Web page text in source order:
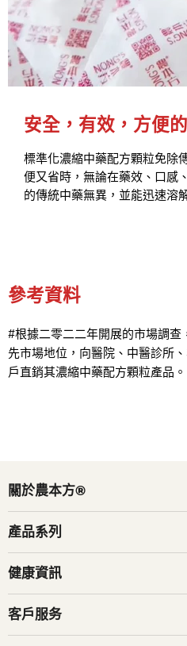
安全，有效，方便
標準化濃縮中藥配方顆粒免除
便又省時，無論在藥效、口感
的傳統中藥無異，並能迅速溶
參考資料
#根據二零二二年開展的市場調
先市場地位，向醫院、中醫診所
戶直銷其濃縮中藥配方顆粒產品。
關於農本方®
產品系列
健康資訊
客戶服务